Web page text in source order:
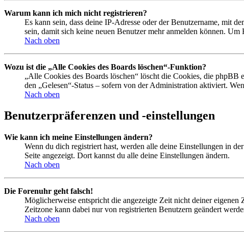
Warum kann ich mich nicht registrieren?
Es kann sein, dass deine IP-Adresse oder der Benutzername, mit
sein, damit sich keine neuen Benutzer mehr anmelden können.
Nach oben
Wozu ist die „Alle Cookies des Boards löschen“-Funktion?
„Alle Cookies des Boards löschen“ löscht die Cookies, die
den „Gelesen“-Status – sofern von der Administration aktiviert.
Nach oben
Benutzerpräferenzen und -einstellungen
Wie kann ich meine Einstellungen ändern?
Wenn du dich registriert hast, werden alle deine Einstellungen in
Seite angezeigt. Dort kannst du alle deine Einstellungen ändern.
Nach oben
Die Forenuhr geht falsch!
Möglicherweise entspricht die angezeigte Zeit nicht deiner
Zeitzone kann dabei nur von registrierten Benutzern geändert
Nach oben